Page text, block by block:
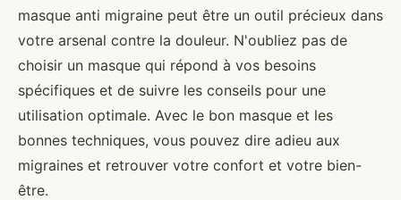
masque anti migraine peut être un outil précieux dans
votre arsenal contre la douleur. N'oubliez pas de
choisir un masque qui répond à vos besoins
spécifiques et de suivre les conseils pour une
utilisation optimale. Avec le bon masque et les
bonnes techniques, vous pouvez dire adieu aux
migraines et retrouver votre confort et votre bien-
être.